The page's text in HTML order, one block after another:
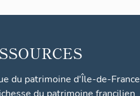
du patrimoine d'Île-de-France